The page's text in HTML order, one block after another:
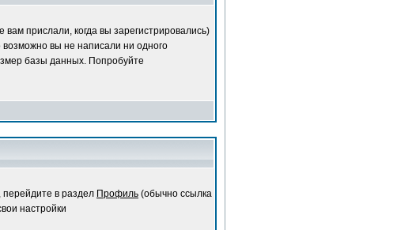
прислали, когда вы зарегистрировались)
вы не написали ни одного
базы данных. Попробуйте
в раздел Профиль (обычно ссылка
настройки